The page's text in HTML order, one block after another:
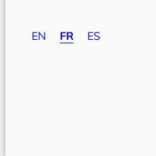
EN FR ES